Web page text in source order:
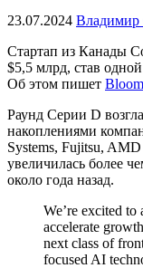
23.07.2024 Владимир
Стартап из Канады
$5,5 млрд, став
Об этом пишет
Раунд Серии D
накоплениями
Systems, Fujitsu,
увеличилась более
около года назад.
We’re excited
accelerate
next class of
focused AI